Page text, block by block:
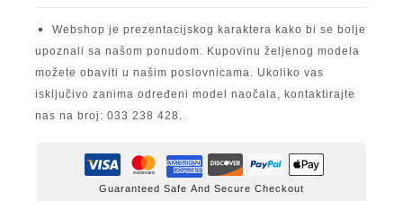
Webshop je prezentacijskog karaktera kako bi se bolje
upoznali sa našom ponudom. Kupovinu željenog modela
možete obaviti u našim poslovnicama. Ukoliko vas
isključivo zanima određeni model naočala, kontaktirajte
nas na broj: 033 238 428.
Guaranteed Safe And Secure Checkout